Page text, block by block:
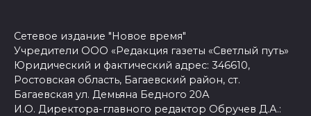
Сетевое издание "Новое время"
Учредители ООО «Редакция газеты «Светлый путь»
Юридический и фактический адрес: 346610,
Ростовская область, Багаевский район, ст.
Багаевская ул. Демьяна Бедного 20А
И.О. Директора-главного редактор Обручев Д.А.: